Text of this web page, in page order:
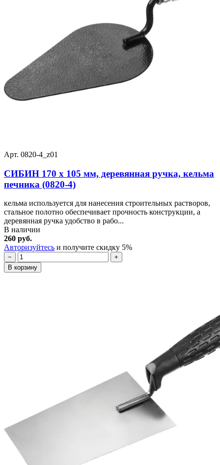
Арт. 0820-4_z01
СИБИН 170 х 105 мм, деревянная ручка, кельма
печника (0820-4)
кельма используется для нанесения строительных растворов,
стальное полотно обеспечивает прочность конструкции, а
деревянная ручка удобство в рабо...
В наличии
260 руб.
Авторизуйтесь и получите скидку 5%
−
+
В корзину